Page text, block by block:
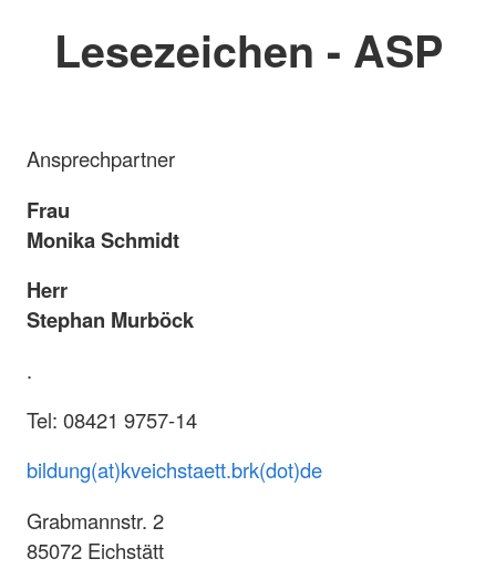
Lesezeichen - ASP
Ansprechpartner
Frau
Monika Schmidt
Herr
Stephan Murböck
.
Tel: 08421 9757-14
bildung(at)kveichstaett.brk(dot)de
Grabmannstr. 2
85072 Eichstätt